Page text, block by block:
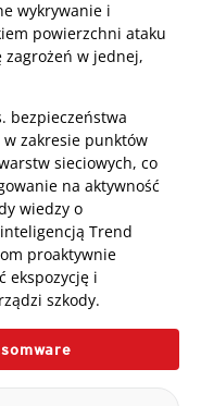
wykrywanie i
powierzchni ataku
w jednej,
bezpieczeństwa
zakresie punktów
sieciowych, co
na aktywność
wiedzy o
Trend
proaktywnie
ekspozycję i
szkody.